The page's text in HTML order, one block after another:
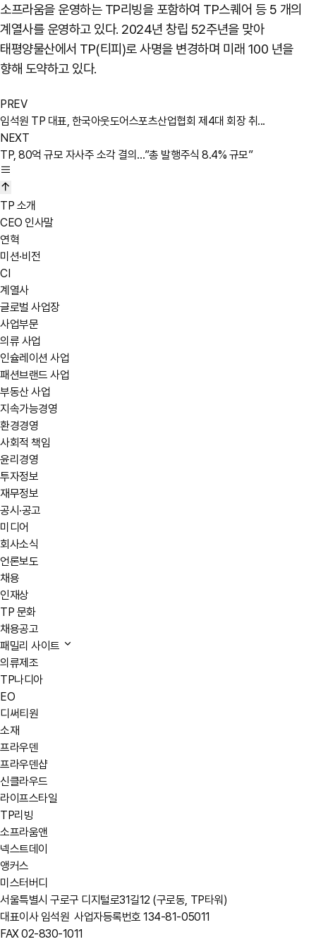
소프라움을 운영하는 TP리빙을 포함하여 TP스퀘어 등 5 개의
계열사를 운영하고 있다. 2024년 창립 52주년을 맞아
태평양물산에서 TP(티피)로 사명을 변경하며 미래 100 년을
향해 도약하고 있다.
PREV
임석원 TP 대표, 한국아웃도어스포츠산업협회 제4대 회장 취...
NEXT
TP, 80억 규모 자사주 소각 결의…”총 발행주식 8.4% 규모”
TP 소개
CEO 인사말
연혁
미션·비전
CI
계열사
글로벌 사업장
사업부문
의류 사업
인슐레이션 사업
패션브랜드 사업
부동산 사업
지속가능경영
환경경영
사회적 책임
윤리경영
투자정보
재무정보
공시·공고
미디어
회사소식
언론보도
채용
인재상
TP 문화
채용공고
패밀리 사이트
의류제조
TP나디아
EO
디써티원
소재
프라우덴
프라우덴샵
신클라우드
라이프스타일
TP리빙
소프라움앤
넥스트데이
앵커스
미스터버디
서울특별시 구로구 디지털로31길12 (구로동, TP타워)
대표이사 임석원 사업자등록번호 134-81-05011
FAX 02-830-1011